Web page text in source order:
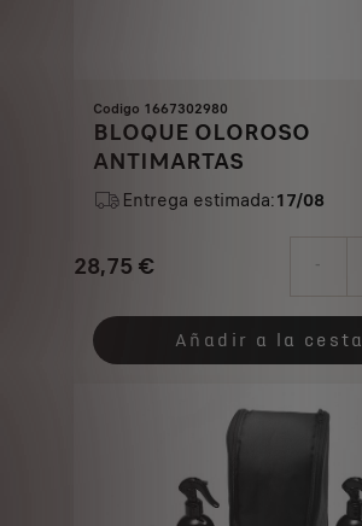
Codigo 1667302980
BLOQUE OLOROSO
ANTIMARTAS
Entrega estimada:17/08
28,75 €
Price
28,75
-
Quantity
updated
Añadir a la cesta